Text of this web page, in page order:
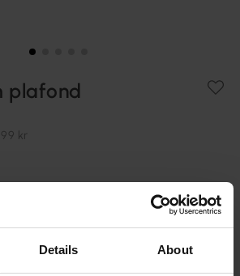
Details About
plafond
kr
ett stilfullt blickfång i vardagsrummet